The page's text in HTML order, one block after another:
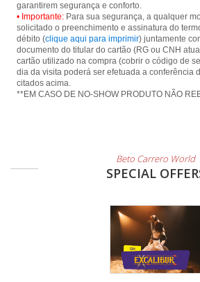
• Importante: Para sua segurança, a qualquer
solicitado o preenchimento e assinatura do
débito (clique aqui para imprimir) juntamente
documento do titular do cartão (RG ou CNH
cartão utilizado na compra (cobrir o código de
dia da visita poderá ser efetuada a conferência
citados acima.
**EM CASO DE NO-SHOW PRODUTO NÃO
Beto Carrero World
SPECIAL